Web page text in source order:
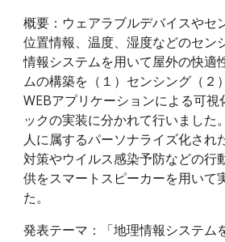
概要：ウェアラブルデバイスやセ
位置情報、温度、湿度などのセン
情報システムを用いて屋外の快適
ムの構築を（１）センシング（２
WEBアプリケーションによる可
ックの実装に分かれて行いました
人に属するパーソナライズ化され
対策やウイルス感染予防などの行
供をスマートスピーカーを用いて
た。
発表テーマ：「地理情報システム